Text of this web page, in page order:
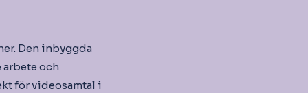
Den inbyggda
och
för videosamtal i